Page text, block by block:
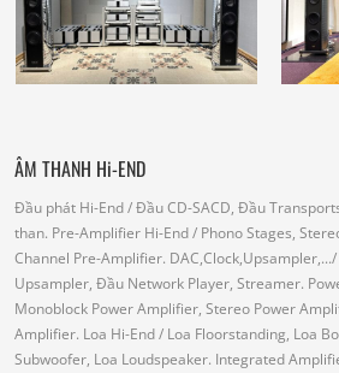
ÂM THANH Hi-END
Đầu phát Hi-End/ Đầu CD-SACD, Đầu
than. Pre-Amplifier Hi-End/ Phono Stages,
Channel Pre-Amplifier. DAC,Clock,Upsampler,.../
Upsampler, Đầu Network Player, Streamer.
Monoblock Power Amplifier, Stereo Power
Amplifier. Loa Hi-End/ Loa Floorstanding, Loa
Subwoofer, Loa Loudspeaker. Integrated